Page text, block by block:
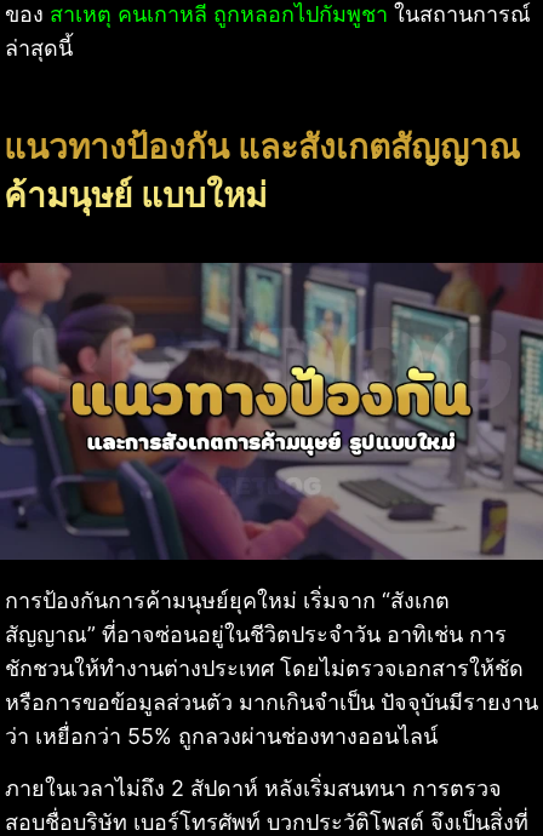
ของ สาเหตุ คนเกาหลี ถูกหลอกไปกัมพูชา ในสถานการณ์
ล่าสุดนี้
แนวทางป้องกัน และสังเกตสัญญาณ
ค้ามนุษย์ แบบใหม่
การป้องกันการค้ามนุษย์ยุคใหม่ เริ่มจาก “สังเกต
สัญญาณ” ที่อาจซ่อนอยู่ในชีวิตประจำวัน อาทิเช่น การ
ชักชวนให้ทำงานต่างประเทศ โดยไม่ตรวจเอกสารให้ชัด
หรือการขอข้อมูลส่วนตัว มากเกินจำเป็น ปัจจุบันมีรายงาน
ว่า เหยื่อกว่า 55% ถูกลวงผ่านช่องทางออนไลน์
ภายในเวลาไม่ถึง 2 สัปดาห์ หลังเริ่มสนทนา การตรวจ
สอบชื่อบริษัท เบอร์โทรศัพท์ บวกประวัติโพสต์ จึงเป็นสิ่งที่